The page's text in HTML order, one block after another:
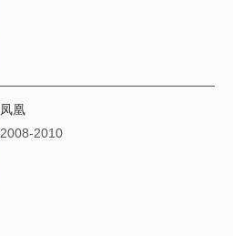
凤凰
2008-2010